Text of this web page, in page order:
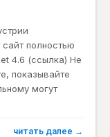
полностью
4.6 (ссылка) Не
показывайте
могут
читать далее →